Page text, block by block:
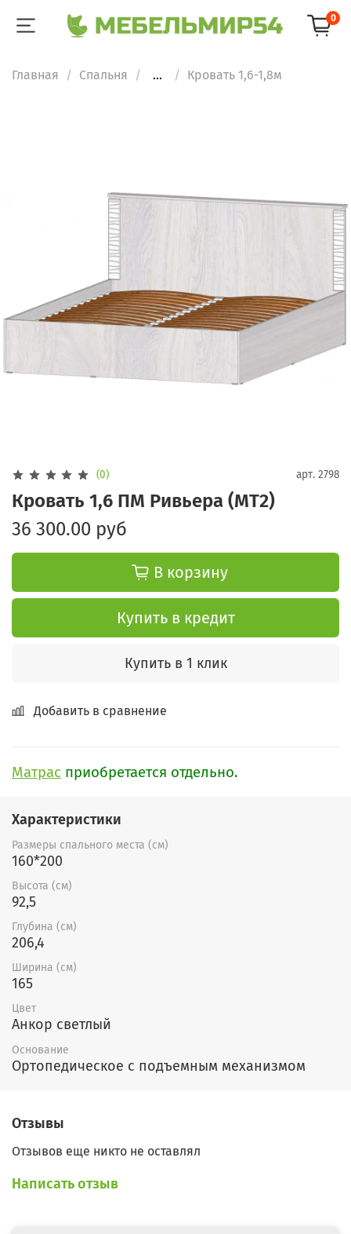
0
Главная Спальня ... Кровать 1,6-1,8м
(0) арт. 2798
Кровать 1,6 ПМ Ривьера (МТ2)
36 300.00 руб
В корзину
Купить в кредит
Купить в 1 клик
Добавить в сравнение
Матрас приобретается отдельно.
Характеристики
Размеры спального места (см)
160*200
Высота (см)
92,5
Глубина (см)
206,4
Ширина (см)
165
Цвет
Анкор светлый
Основание
Ортопедическое с подъемным механизмом
Отзывы
Отзывов еще никто не оставлял
Написать отзыв